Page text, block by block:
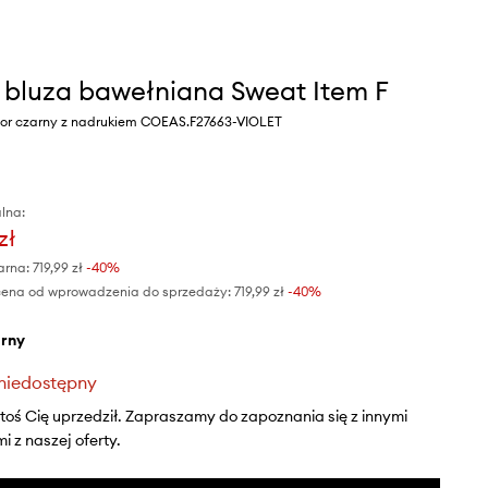
bluza bawełniana Sweat Item F
czarny z nadrukiem COEAS.F27663-VIOLET
719,99 zł-40%
od wprowadzenia do sprzedaży: 719,99 zł -40%
Cię uprzedził. Zapraszamy do zapoznania się z innymi
z naszej oferty.